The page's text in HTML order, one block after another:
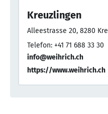
Kreuzlingen
Alleestrasse 20, 8280
Telefon: +41 71 688 33 30
info@weihrich.ch
https://www.weihrich.ch